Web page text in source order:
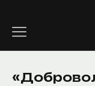
вмісту